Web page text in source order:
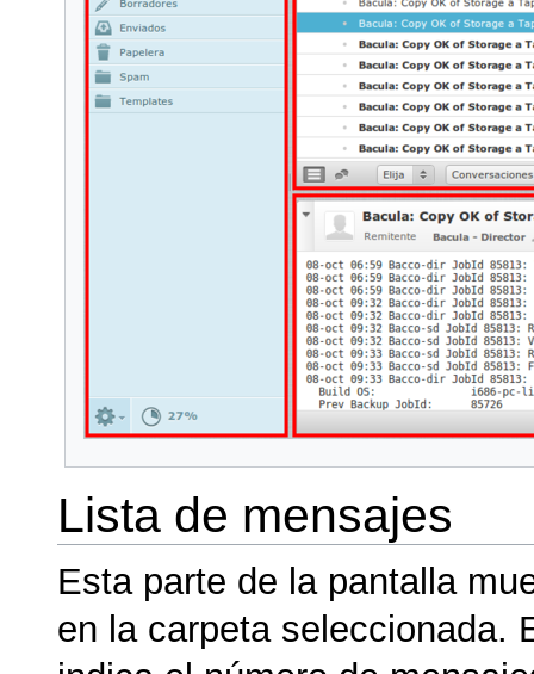
Lista de mensajes
Esta parte de la pantalla
en la carpeta seleccionada.